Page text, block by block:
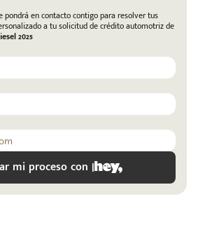
pondrá en contacto contigo para resolver tus
a tu solicitud de crédito automotriz de
2025
mi proceso con |